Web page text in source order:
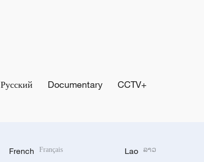
Русский Documentary CCTV+
French Français Lao ລາວ